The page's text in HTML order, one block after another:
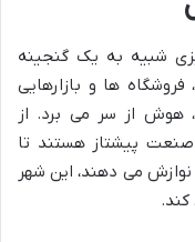
شبیه به یک گنجینه
ها و بازارهایی
هوش از سر می برد. از
پیشتاز هستند تا
نوازش می دهند، این شهر
کند.